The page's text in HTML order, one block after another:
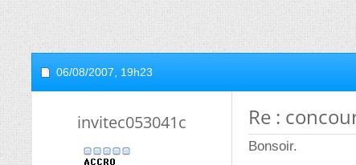
06/08/2007, 19h23
invitec053041c Re :
Bonsoir.